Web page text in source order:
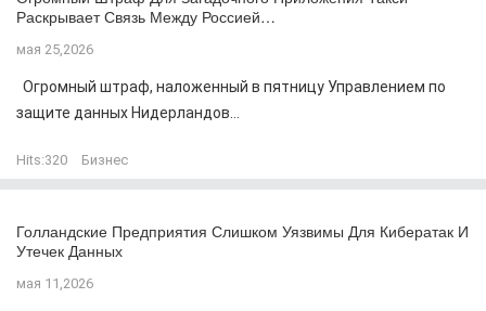
Раскрывает Связь Между Россией…
мая 25,2026
Огромный штраф, наложенный в пятницу Управлением по
защите данных Нидерландов...
Hits:320 Бизнес
Голландские Предприятия Слишком Уязвимы Для Кибератак И
Утечек Данных
мая 11,2026